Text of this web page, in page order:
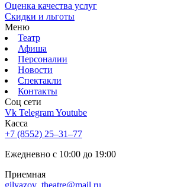
Оценка качества услуг
Скидки и льготы
Меню
Театр
Афиша
Персоналии
Новости
Спектакли
Контакты
Соц cети
Vk TelegramYoutube
Касса
+7 (8552) 25‒31‒77
Ежедневно с 10:00 до 19:00
Приемная
gilyazov_theatre@mail.ru